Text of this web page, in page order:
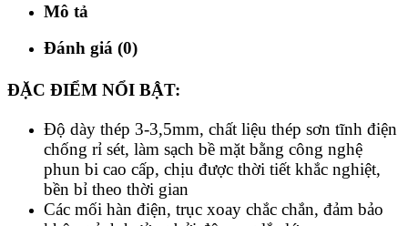
Mô tả
Đánh giá (0)
ĐẶC ĐIỂM NỔI BẬT:
Độ dày thép 3-3,5mm, chất liệu thép sơn tĩnh điện
chống rỉ sét, làm sạch bề mặt bằng công nghệ
phun bi cao cấp, chịu được thời tiết khắc nghiệt,
bền bỉ theo thời gian
Các mối hàn điện, trục xoay chắc chắn, đảm bảo